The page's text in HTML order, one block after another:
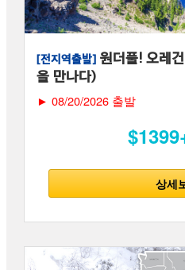
[전지역출발] 원더풀! 오레
을 만나다)
► 08/20/2026 출발
상세